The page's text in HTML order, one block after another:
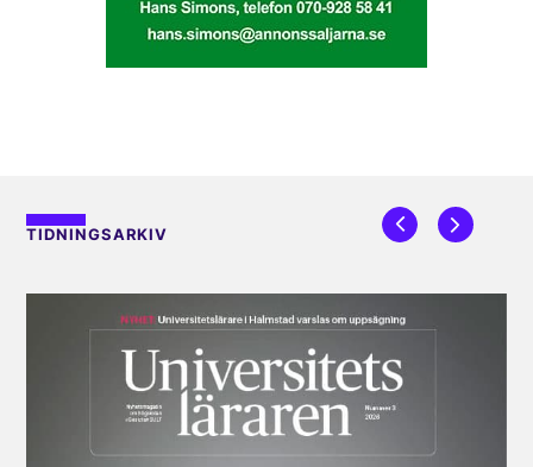
TIDNINGSARKIV